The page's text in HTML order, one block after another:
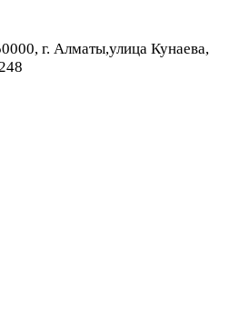
г. Алматы,улица Кунаева,